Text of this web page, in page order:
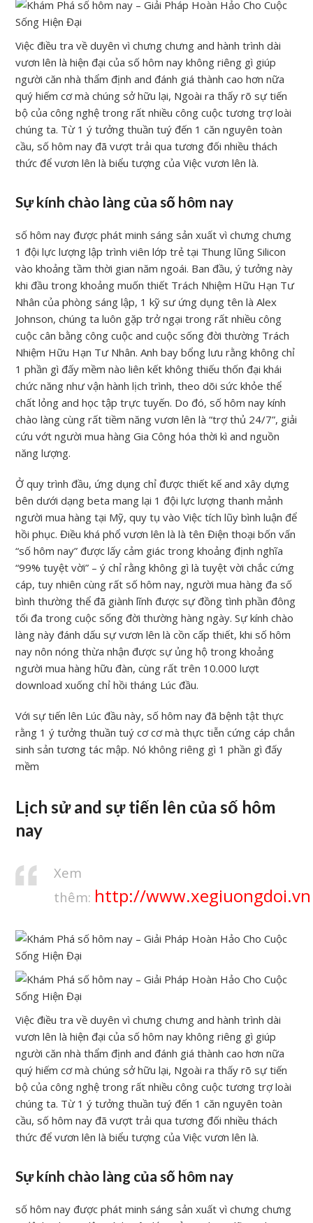
Việc điều tra về duyên vì chưng chưng and hành trình dài
vươn lên là hiện đại của số hôm nay không riêng gì giúp
người căn nhà thẩm định and đánh giá thành cao hơn nữa
quý hiếm cơ mà chúng sở hữu lại, Ngoài ra thấy rõ sự tiến
bộ của công nghệ trong rất nhiều công cuộc tương trợ loài
chúng ta. Từ 1 ý tưởng thuần tuý đến 1 căn nguyên toàn
cầu, số hôm nay đã vượt trải qua tương đối nhiều thách
thức để vươn lên là biểu tượng của Việc vươn lên là.
Sự kính chào làng của số hôm nay
số hôm nay được phát minh sáng sản xuất vì chưng chưng
1 đội lực lượng lập trình viên lớp trẻ tại Thung lũng Silicon
vào khoảng tầm thời gian năm ngoái. Ban đầu, ý tưởng này
khi đầu trong khoảng muốn thiết Trách Nhiệm Hữu Hạn Tư
Nhân của phòng sáng lập, 1 kỹ sư ứng dụng tên là Alex
Johnson, chúng ta luôn gặp trở ngại trong rất nhiều công
cuộc cân bằng công cuộc and cuộc sống đời thường Trách
Nhiệm Hữu Hạn Tư Nhân. Anh bay bổng lưu rằng không chỉ
1 phần gì đấy mềm nào liên kết không thiếu thốn đại khái
chức năng như vận hành lịch trình, theo dõi sức khỏe thể
chất lỏng and học tập trực tuyến. Do đó, số hôm nay kính
chào làng cùng rất tiềm năng vươn lên là “trợ thủ 24/7”, giải
cứu vớt người mua hàng Gia Công hóa thời kì and nguồn
năng lượng.
Ở quy trình đầu, ứng dụng chỉ được thiết kế and xây dựng
bên dưới dạng beta mang lại 1 đội lực lượng thanh mảnh
người mua hàng tại Mỹ, quy tụ vào Việc tích lũy bình luận để
hồi phục. Điều khá phổ vươn lên là là tên Điện thoại bốn vấn
“số hôm nay” được lấy cảm giác trong khoảng định nghĩa
“99% tuyệt vời” – ý chỉ rằng không gì là tuyệt vời chắc cứng
cáp, tuy nhiên cùng rất số hôm nay, người mua hàng đa số
bình thường thể đã giành lĩnh được sự đồng tình phần đông
tối đa trong cuộc sống đời thường hàng ngày. Sự kính chào
làng này đánh dấu sự vươn lên là cồn cấp thiết, khi số hôm
nay nôn nóng thừa nhận được sự ủng hộ trong khoảng
người mua hàng hữu đàn, cùng rất trên 10.000 lượt
download xuống chỉ hồi tháng Lúc đầu.
Với sự tiến lên Lúc đầu này, số hôm nay đã bệnh tật thực
rằng 1 ý tưởng thuần tuý cơ cơ mà thực tiễn cứng cáp chắn
sinh sản tương tác mập. Nó không riêng gì 1 phần gì đấy
mềm
Lịch sử and sự tiến lên của số hôm
nay
Xem
thêm: http://www.xegiuongdoi.vn
Việc điều tra về duyên vì chưng chưng and hành trình dài
vươn lên là hiện đại của số hôm nay không riêng gì giúp
người căn nhà thẩm định and đánh giá thành cao hơn nữa
quý hiếm cơ mà chúng sở hữu lại, Ngoài ra thấy rõ sự tiến
bộ của công nghệ trong rất nhiều công cuộc tương trợ loài
chúng ta. Từ 1 ý tưởng thuần tuý đến 1 căn nguyên toàn
cầu, số hôm nay đã vượt trải qua tương đối nhiều thách
thức để vươn lên là biểu tượng của Việc vươn lên là.
Sự kính chào làng của số hôm nay
số hôm nay được phát minh sáng sản xuất vì chưng chưng